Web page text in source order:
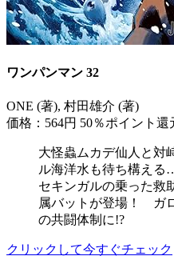
ワンパンマン 32
ONE (著), 村田雄介 (著)
価格：564円 50％ポイント還
大怪蟲ムカデ仙人と対
ル海洋水も待ち構え
セキンガルの乗った救
属バットが登場！ ガ
の共闘体制に!?
クリックして今すぐチェック